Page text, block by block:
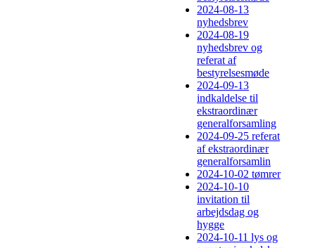
2024-08-13
nyhedsbrev
2024-08-19
nyhedsbrev og
referat af
bestyrelsesmøde
2024-09-13
indkaldelse til
ekstraordinær
generalforsamling
2024-09-25 referat
af ekstraordinær
generalforsamlin
2024-10-02 tømrer
2024-10-10
invitation til
arbejdsdag og
hygge
2024-10-11 lys og